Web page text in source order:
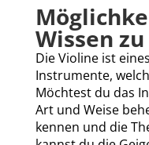
Wissen
Die Violine ist
Instrumente,
Möchtest du das
Art und Weise
kennen und die